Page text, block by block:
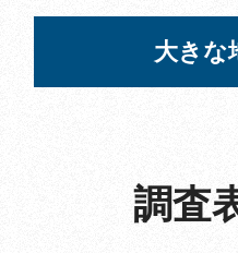
大きな
調査